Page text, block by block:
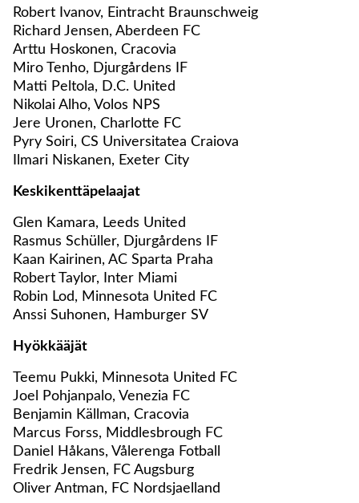
Robert Ivanov, Eintracht Braunschweig
Richard Jensen, Aberdeen FC
Arttu Hoskonen, Cracovia
Miro Tenho, Djurgårdens IF
Matti Peltola, D.C. United
Nikolai Alho, Volos NPS
Jere Uronen, Charlotte FC
Pyry Soiri, CS Universitatea Craiova
Ilmari Niskanen, Exeter City
Keskikenttäpelaajat
Glen Kamara, Leeds United
Rasmus Schüller, Djurgårdens IF
Kaan Kairinen, AC Sparta Praha
Robert Taylor, Inter Miami
Robin Lod, Minnesota United FC
Anssi Suhonen, Hamburger SV
Hyökkääjät
Teemu Pukki, Minnesota United FC
Joel Pohjanpalo, Venezia FC
Benjamin Källman, Cracovia
Marcus Forss, Middlesbrough FC
Daniel Håkans, Vålerenga Fotball
Fredrik Jensen, FC Augsburg
Oliver Antman, FC Nordsjaelland